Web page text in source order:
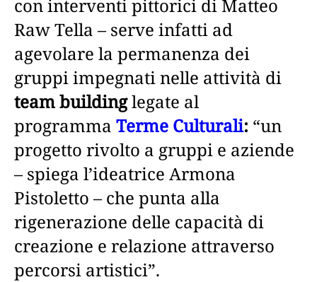
con interventi pittorici di Matteo
Raw Tella – serve infatti ad
agevolare la permanenza dei
gruppi impegnati nelle attività di
team buildinglegate al
programma Terme Culturali: “un
progetto rivolto a gruppi e aziende
– spiega l’ideatrice Armona
Pistoletto – che punta alla
rigenerazione delle capacità di
creazione e relazione attraverso
percorsi artistici”.